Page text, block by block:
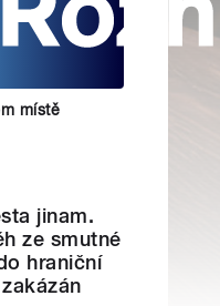
místě
jinam.
ze smutné
hraniční